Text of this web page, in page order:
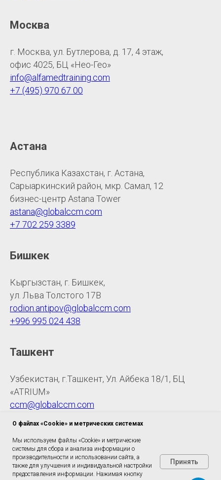
О файлах «Cookie» и метрических системах
Мы используем файлы «Cookie» и метрические
системы для сбора и анализа информации о
производительности и использовании сайта, а
также для улучшения и индивидуальной настройки
предоставления информации. Нажимая кнопку
Принять
Москва
г. Москва, ул. Бутлерова, д. 17, 4 этаж,
офис 4025, БЦ «Нео-Гео»
info@alfamedtraining.com
+7 (495) 970 67 00
Астана
Республика Казахстан, г. Астана,
Сарыаркинский район, мкр. Самал, 12
бизнес-центр Astana Tower
astana@globalccm.com
+7 702 259 3389
Бишкек
Кыргызстан, г. Бишкек,
ул. Льва Толстого 17В
rodion.antipov@globalccm.com
+996 995 024 438
Ташкент
Узбекистан, г.Ташкент, Ул. Айбека 18/1, БЦ
«ATRIUM»
ccm@globalccm.com
© АНО ДПО "АльфаМедТренинг"